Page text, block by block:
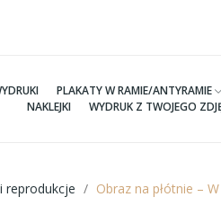
PLAKATY W RAMIE/ANTYRAMIE
NAKLEJKI
WYDRUK Z TWOJEGO
reprodukcje Obraz na płótnie –